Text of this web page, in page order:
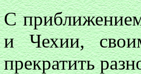
С
и Чехии,
прекратить